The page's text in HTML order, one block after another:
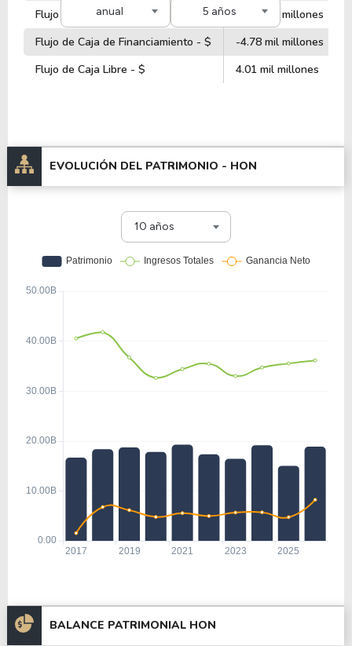
anual 5 años
Flujo de Caja de Inversiones - $
-1.88 Mil millones
Flujo de Caja de Financiamiento - $
-4.78 mil millones
Flujo de Caja Libre - $
4.01 mil millones
EVOLUCIÓN DEL PATRIMONIO - HON
10 años
BALANCE PATRIMONIAL HON